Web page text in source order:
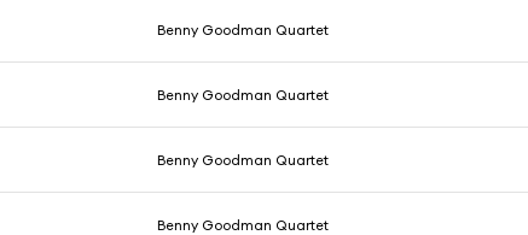
Benny Goodman Quartet
Benny Goodman Quartet
Benny Goodman Quartet
Benny Goodman Quartet